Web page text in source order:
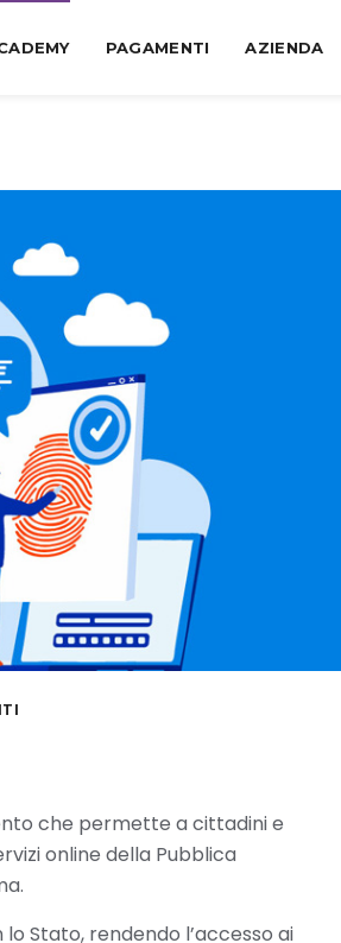
PAGAMENTI AZIENDA
che permette a cittadini e
online della Pubblica
Stato, rendendo l’accesso ai